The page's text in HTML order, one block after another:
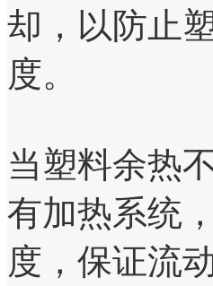
却，以防止
度。
当塑料余热
有加热系统
度，保证流